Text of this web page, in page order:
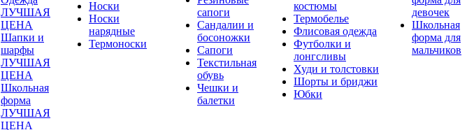
ЛУЧШАЯ
ЦЕНА
Шапки и
шарфы
ЛУЧШАЯ
ЦЕНА
Школьная
форма
ЛУЧШАЯ
ЦЕНА
Носки
Носки
нарядные
Термоноски
сапоги
Сандалии и
босоножки
Сапоги
Текстильная
обувь
Чешки и
балетки
костюмы
Термобелье
Флисовая одежда
Футболки и
лонгсливы
Худи и толстовки
Шорты и бриджи
Юбки
девочек
Школьная
форма для
мальчиков